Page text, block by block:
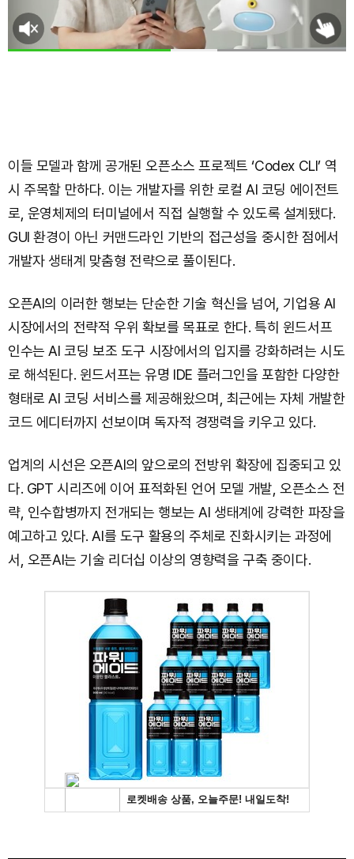
이들 모델과 함께 공개된 오픈소스 프로젝트 ‘Codex CLI’ 역
시 주목할 만하다. 이는 개발자를 위한 로컬 AI 코딩 에이전트
로, 운영체제의 터미널에서 직접 실행할 수 있도록 설계됐다.
GUI 환경이 아닌 커맨드라인 기반의 접근성을 중시한 점에서
개발자 생태계 맞춤형 전략으로 풀이된다.
오픈AI의 이러한 행보는 단순한 기술 혁신을 넘어, 기업용 AI
시장에서의 전략적 우위 확보를 목표로 한다. 특히 윈드서프
인수는 AI 코딩 보조 도구 시장에서의 입지를 강화하려는 시도
로 해석된다. 윈드서프는 유명 IDE 플러그인을 포함한 다양한
형태로 AI 코딩 서비스를 제공해왔으며, 최근에는 자체 개발한
코드 에디터까지 선보이며 독자적 경쟁력을 키우고 있다.
업계의 시선은 오픈AI의 앞으로의 전방위 확장에 집중되고 있
다. GPT 시리즈에 이어 표적화된 언어 모델 개발, 오픈소스 전
략, 인수합병까지 전개되는 행보는 AI 생태계에 강력한 파장을
예고하고 있다. AI를 도구 활용의 주체로 진화시키는 과정에
서, 오픈AI는 기술 리더십 이상의 영향력을 구축 중이다.